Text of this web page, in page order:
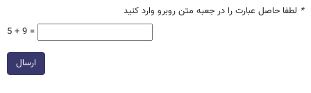
* لطفا حاصل عبارت را در جعبه متن روبرو وارد کنید
5 + 9 =
ارسال